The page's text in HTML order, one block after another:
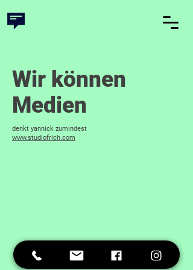
Wir können
Medien
denkt yannick zumindest
​www.studiofrich.com